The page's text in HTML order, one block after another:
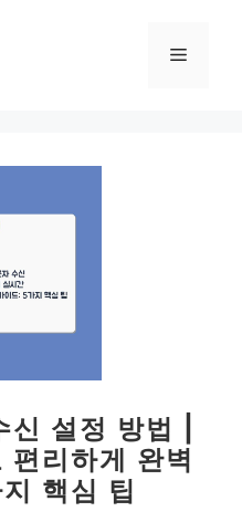
메
설정 방법 |
리하게 완벽
핵심 팁